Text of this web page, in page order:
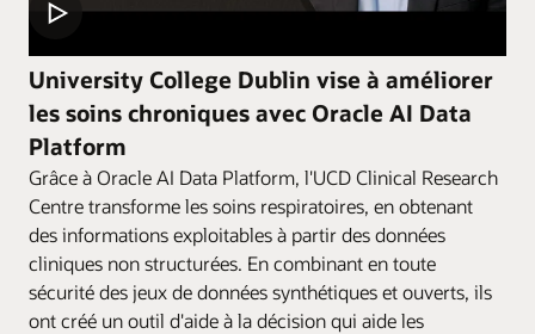
University College Dublin vise à améliorer
les soins chroniques avec Oracle AI Data
Platform
Grâce à Oracle AI Data Platform, l'UCD Clinical Research
Centre transforme les soins respiratoires, en obtenant
des informations exploitables à partir des données
cliniques non structurées. En combinant en toute
sécurité des jeux de données synthétiques et ouverts, ils
ont créé un outil d'aide à la décision qui aide les